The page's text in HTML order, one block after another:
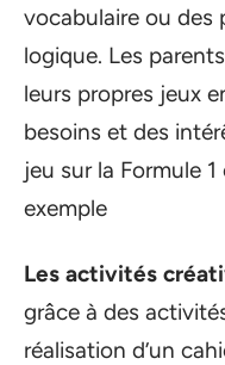
vocabulaire ou des
logique. Les
leurs propres jeux
besoins et des
jeu sur la Formule
exemple
Les activités
grâce à des
réalisation d’un